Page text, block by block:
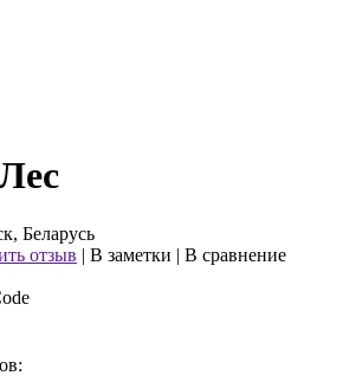
Беларусь
отзыв | В заметки | В сравнение